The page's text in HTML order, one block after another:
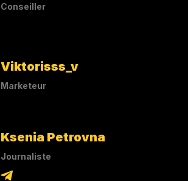
Conseiller
Viktorisss_v
Marketeur
Ksenia Petrovna
Journaliste